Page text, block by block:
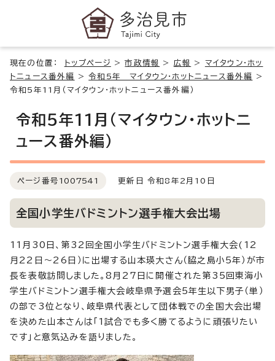
現在の位置： トップページ >市政情報 > 広報 > マイタウン・ホッ
トニュース番外編
>令和5年 マイタウン・ホットニュース番外編
>
令和5年11月（マイタウン・ホットニュース番外編）
令和5年11月（マイタウン・ホットニ
ュース番外編）
ページ番号 1007541 更新日 令和8年2月10日
全国小学生バドミントン選手権大会出場
11月30日、第32回全国小学生バドミントン選手権大会(12
月22日～26日）に出場する山本瑛大さん（脇之島小5年）が市
長を表敬訪問しました。8月27日に開催された第35回東海小
学生バドミントン選手権大会岐阜県予選会5年生以下男子（単）
の部で3位となり、岐阜県代表として団体戦での全国大会出場
を決めた山本さんは「1試合でも多く勝てるように頑張りたい
です」と意気込みを語りました。